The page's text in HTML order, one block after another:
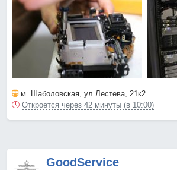
м. Шаболовская, ул Лестева, 21к2
Откроется через 42 минуты (в 10:00)
GoodService